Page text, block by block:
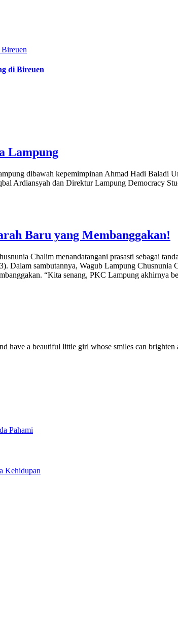
di Bireuen
Lampung
dibawah kepemimpinan Ahmad Hadi Baladi
Ardiansyah dan Direktur Lampung Democracy
Baru yang Membanggakan!
Chalim menandatangani prasasti sebagai
Dalam sambutannya, Wagub Lampung
“Kita senang, PKC Lampung akhirnya
have a beautiful little girl whose smiles can brighten